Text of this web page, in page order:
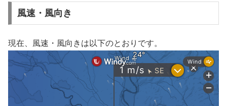
風速・風向き
現在、風速・風向きは以下のとおりです。